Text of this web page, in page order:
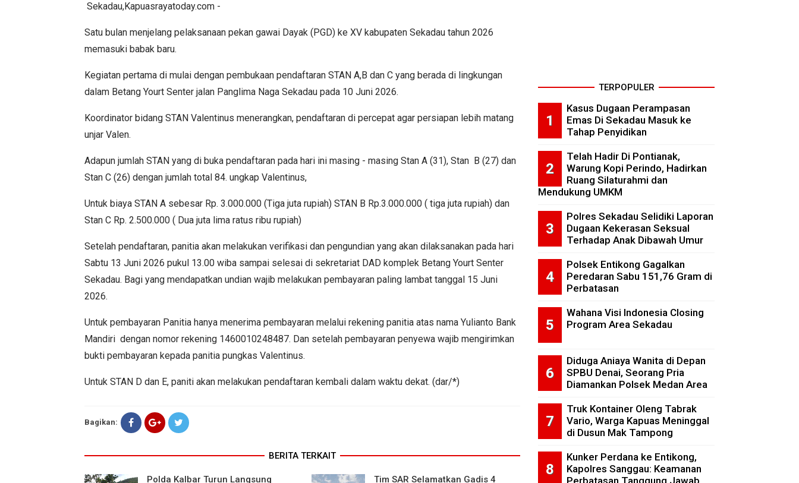
Sekadau,Kapuasrayatoday.com -
Satu bulan menjelang pelaksanaan pekan gawai Dayak (PGD) ke XV kabupaten Sekadau tahun 2026
memasuki babak baru.
Kegiatan pertama di mulai dengan pembukaan pendaftaran STAN A,B dan C yang berada di lingkungan
dalam Betang Yourt Senter jalan Panglima Naga Sekadau pada 10 Juni 2026.
Koordinator bidang STAN Valentinus menerangkan, pendaftaran di percepat agar persiapan lebih matang
unjar Valen.
Adapun jumlah STAN yang di buka pendaftaran pada hari ini masing - masing Stan A (31), Stan B (27) dan
Stan C (26) dengan jumlah total 84. ungkap Valentinus,
Untuk biaya STAN A sebesar Rp. 3.000.000 (Tiga juta rupiah) STAN B Rp.3.000.000 ( tiga juta rupiah) dan
Stan C Rp. 2.500.000 ( Dua juta lima ratus ribu rupiah)
Setelah pendaftaran, panitia akan melakukan verifikasi dan pengundian yang akan dilaksanakan pada hari
Sabtu 13 Juni 2026 pukul 13.00 wiba sampai selesai di sekretariat DAD komplek Betang Yourt Senter
Sekadau. Bagi yang mendapatkan undian wajib melakukan pembayaran paling lambat tanggal 15 Juni
2026.
Untuk pembayaran Panitia hanya menerima pembayaran melalui rekening panitia atas nama Yulianto Bank
Mandiri dengan nomor rekening 1460010248487. Dan setelah pembayaran penyewa wajib mengirimkan
bukti pembayaran kepada panitia pungkas Valentinus.
Untuk STAN D dan E, paniti akan melakukan pendaftaran kembali dalam waktu dekat. (dar/*)
Bagikan:
BERITA TERKAIT
Polda Kalbar Turun Langsung
Tim SAR Selamatkan Gadis 4
TERPOPULER
Kasus Dugaan Perampasan
Emas Di Sekadau Masuk ke
Tahap Penyidikan
Telah Hadir Di Pontianak,
Warung Kopi Perindo, Hadirkan
Ruang Silaturahmi dan
Mendukung UMKM
Polres Sekadau Selidiki Laporan
Dugaan Kekerasan Seksual
Terhadap Anak Dibawah Umur
Polsek Entikong Gagalkan
Peredaran Sabu 151,76 Gram di
Perbatasan
Wahana Visi Indonesia Closing
Program Area Sekadau
Diduga Aniaya Wanita di Depan
SPBU Denai, Seorang Pria
Diamankan Polsek Medan Area
Truk Kontainer Oleng Tabrak
Vario, Warga Kapuas Meninggal
di Dusun Mak Tampong
Kunker Perdana ke Entikong,
Kapolres Sanggau: Keamanan
Perbatasan Tanggung Jawab